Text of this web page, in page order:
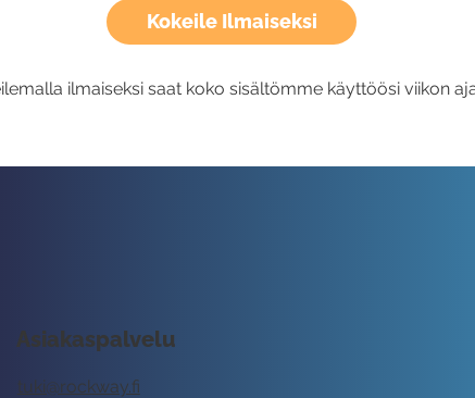
Kokeile Ilmaiseksi
ilmaiseksi saat koko sisältömme käyttöösi viikon
Asiakaspalvelu
tuki@rockway.fi